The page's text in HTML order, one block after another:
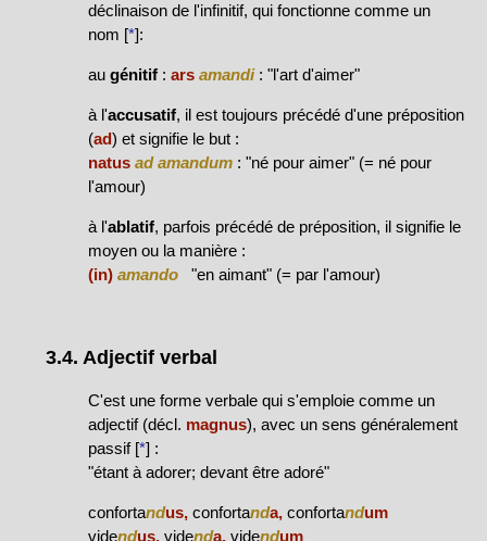
déclinaison de l'infinitif, qui fonctionne comme un
nom [*]:
au génitif: ars amandi: "l'art d'aimer"
à l'accusatif, il est toujours précédé d'une préposition
(ad) et signifie le but :
natus ad amandum: "né pour aimer" (= né pour
l'amour)
à l'ablatif, parfois précédé de préposition, il signifie le
moyen ou la manière :
(in) amando"en aimant" (= par l'amour)
3.4. Adjectif verbal
C'est une forme verbale qui s'emploie comme un
adjectif (décl. magnus), avec un sens généralement
passif [*] :
"étant à adorer; devant être adoré"
confortandus,confortanda,confortandum
videndus,videnda,videndum